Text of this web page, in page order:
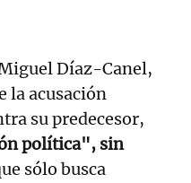
Díaz-Canel,
la acusación
su predecesor,
política", sin
sólo busca